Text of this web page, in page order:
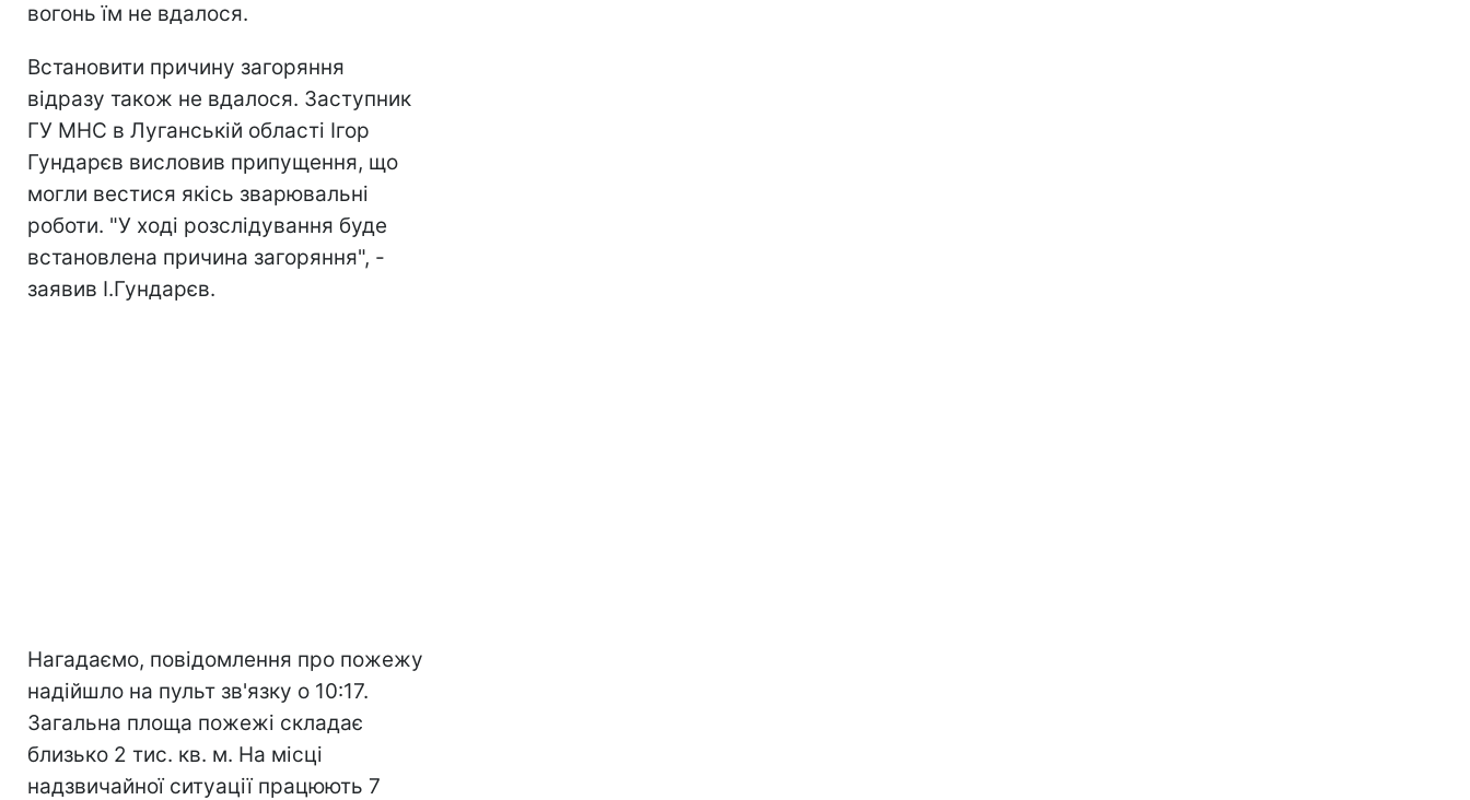
вогонь їм не вдалося.
Встановити причину загоряння
відразу також не вдалося. Заступник
ГУ МНС в Луганській області Ігор
Гундарєв висловив припущення, що
могли вестися якісь зварювальні
роботи. "У ході розслідування буде
встановлена причина загоряння", -
заявив І.Гундарєв.
Нагадаємо, повідомлення про пожежу
надійшло на пульт зв'язку о 10:17.
Загальна площа пожежі складає
близько 2 тис. кв. м. На місці
надзвичайної ситуації працюють 7